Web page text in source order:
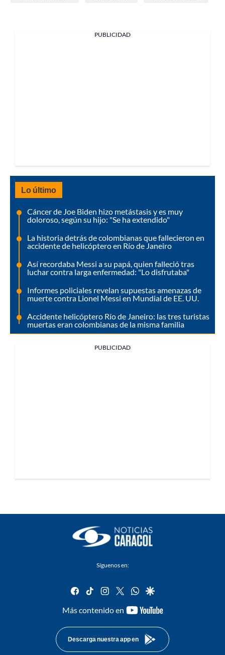
PUBLICIDAD
Lo último
Cáncer de Joe Biden hizo metástasis y es muy
doloroso, según su hijo: "Se ha extendido"
La historia detrás de colombianas que fallecieron en
accidente de helicóptero en Río de Janeiro
Así recordaba Messi a su papá, quien falleció tras
luchar contra larga enfermedad: "Lo disfrutaba"
Informes policiales revelan supuestas amenazas de
muerte contra Lionel Messi en Mundial de EE. UU.
Accidente helicóptero Río de Janeiro: las tres turistas
muertas eran colombianas de la misma familia
PUBLICIDAD
Síguenos en:
facebook
tiktok instagram
twitterwhatsapp
google
Más contenido en
youtube-
Descarga nuestra app en